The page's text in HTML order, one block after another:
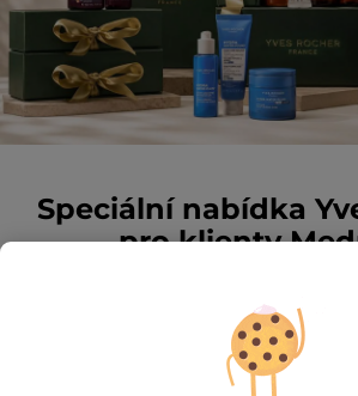
Speciální nabídka
pro klienty
společnosti